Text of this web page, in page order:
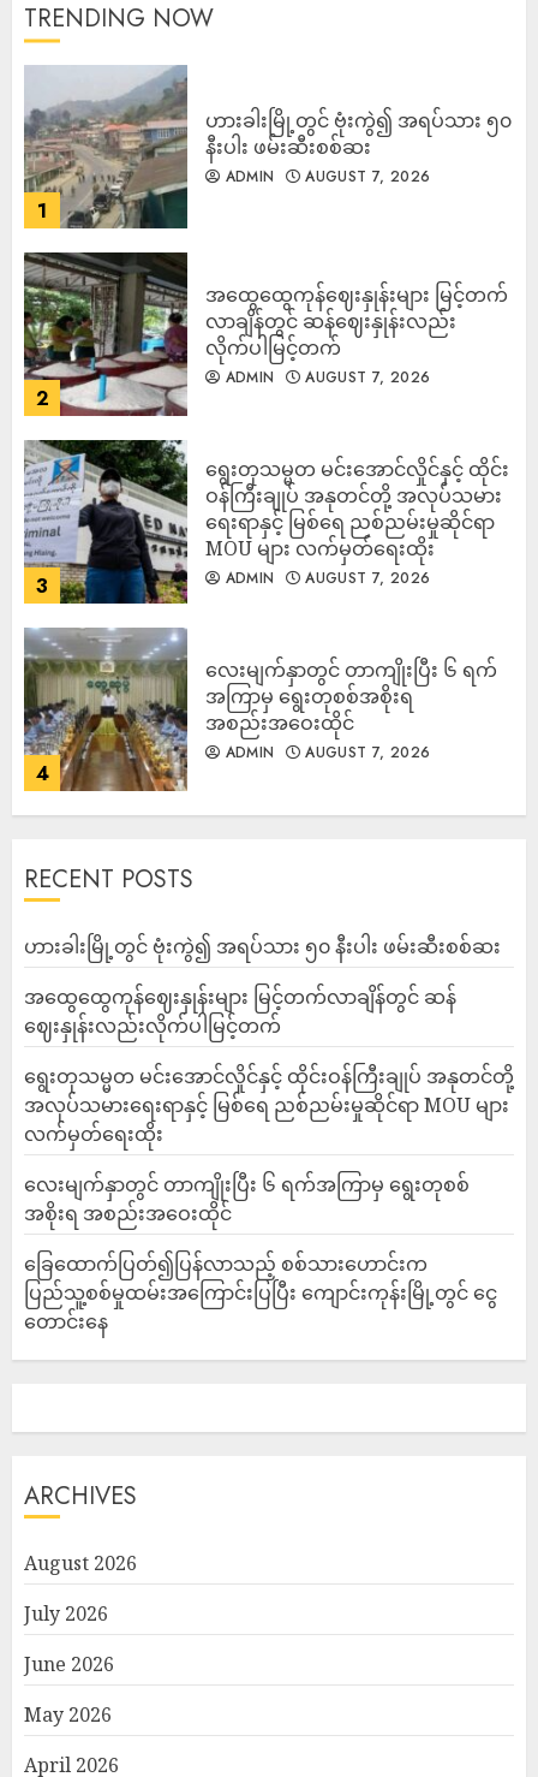
TRENDING NOW
1
ဟားခါးမြို့တွင် ဗုံးကွဲ၍ အရပ်သား ၅၀
နီးပါး ဖမ်းဆီးစစ်ဆး
ADMIN AUGUST 7, 2026
2
အထွေထွေကုန်ဈေးနှုန်းများ မြင့်တက်
လာချိန်တွင် ဆန်ဈေးနှုန်းလည်း
လိုက်ပါမြင့်တက်
ADMIN AUGUST 7, 2026
3
ရွေးတုသမ္မတ မင်းအောင်လှိုင်နှင့် ထိုင်း
ဝန်ကြီးချုပ် အနုတင်တို့ အလုပ်သမား
ရေးရာနှင့် မြစ်ရေ ညစ်ညမ်းမှုဆိုင်ရာ
MOU များ လက်မှတ်ရေးထိုး
ADMIN AUGUST 7, 2026
4
လေးမျက်နှာတွင် တာကျိုးပြီး ၆ ရက်
အကြာမှ ရွေးတုစစ်အစိုးရ
အစည်းအဝေးထိုင်
ADMIN AUGUST 7, 2026
RECENT POSTS
ဟားခါးမြို့တွင် ဗုံးကွဲ၍ အရပ်သား ၅၀ နီးပါး ဖမ်းဆီးစစ်ဆး
အထွေထွေကုန်ဈေးနှုန်းများ မြင့်တက်လာချိန်တွင် ဆန်
ဈေးနှုန်းလည်းလိုက်ပါမြင့်တက်
ရွေးတုသမ္မတ မင်းအောင်လှိုင်နှင့် ထိုင်းဝန်ကြီးချုပ် အနုတင်တို့
အလုပ်သမားရေးရာနှင့် မြစ်ရေ ညစ်ညမ်းမှုဆိုင်ရာ MOU များ
လက်မှတ်ရေးထိုး
လေးမျက်နှာတွင် တာကျိုးပြီး ၆ ရက်အကြာမှ ရွေးတုစစ်
အစိုးရ အစည်းအဝေးထိုင်
ခြေထောက်ပြတ်၍ပြန်လာသည့် စစ်သားဟောင်းက
ပြည်သူ့စစ်မှုထမ်းအကြောင်းပြပြီး ကျောင်းကုန်းမြို့တွင် ငွေ
တောင်းနေ
ARCHIVES
August 2026
July 2026
June 2026
May 2026
April 2026